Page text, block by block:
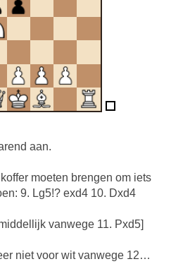
aan.
moeten brengen om iets
9. Lg5!? exd4 10. Dxd4
vanwege 11. Pxd5]
niet voor wit vanwege 12…